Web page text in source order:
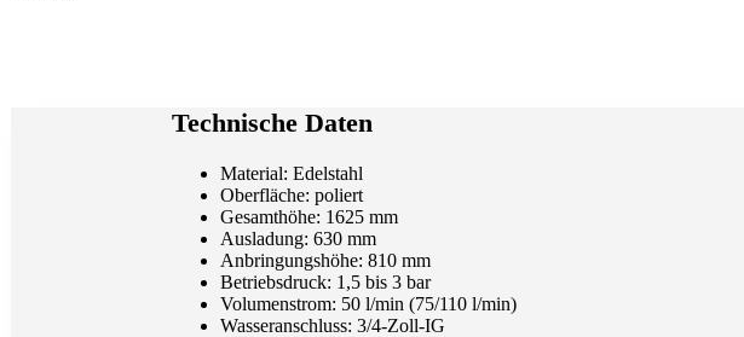
Technische Daten
Material: Edelstahl
Oberfläche: poliert
Gesamthöhe: 1625 mm
Ausladung: 630 mm
Anbringungshöhe: 810 mm
Betriebsdruck: 1,5 bis 3 bar
Volumenstrom: 50 l/min (75/110 l/min)
Wasseranschluss: 3/4-Zoll-IG